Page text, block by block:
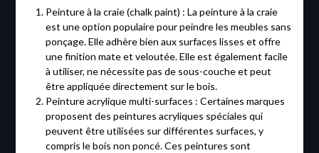
Peinture à la craie (chalk paint) : La peinture à la craie
est une option populaire pour peindre les meubles sans
ponçage. Elle adhère bien aux surfaces lisses et offre
une finition mate et veloutée. Elle est également facile
à utiliser, ne nécessite pas de sous-couche et peut
être appliquée directement sur le bois.
Peinture acrylique multi-surfaces : Certaines marques
proposent des peintures acryliques spéciales qui
peuvent être utilisées sur différentes surfaces, y
compris le bois non poncé. Ces peintures sont